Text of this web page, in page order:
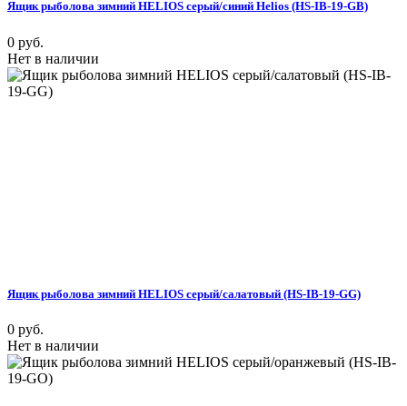
Ящик рыболова зимний HELIOS серый/синий Helios (HS-IB-19-GB)
0 руб.
Нет в наличии
Ящик рыболова зимний HELIOS серый/салатовый (HS-IB-19-GG)
0 руб.
Нет в наличии